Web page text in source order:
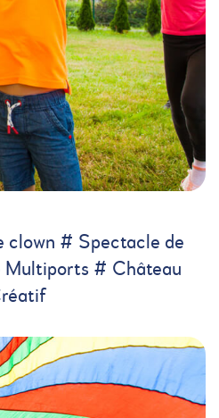
clown # Spectacle de
Multiports # Château